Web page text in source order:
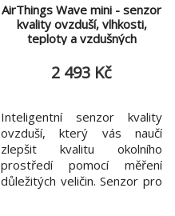
AirThings Wave mini - senzor
kvality ovzduší, vlhkosti,
teploty a vzdušných
2 493 Kč
Inteligentní senzor kvality
ovzduší, který vás naučí
zlepšit kvalitu okolního
prostředí pomocí měření
důležitých veličin. Senzor pro